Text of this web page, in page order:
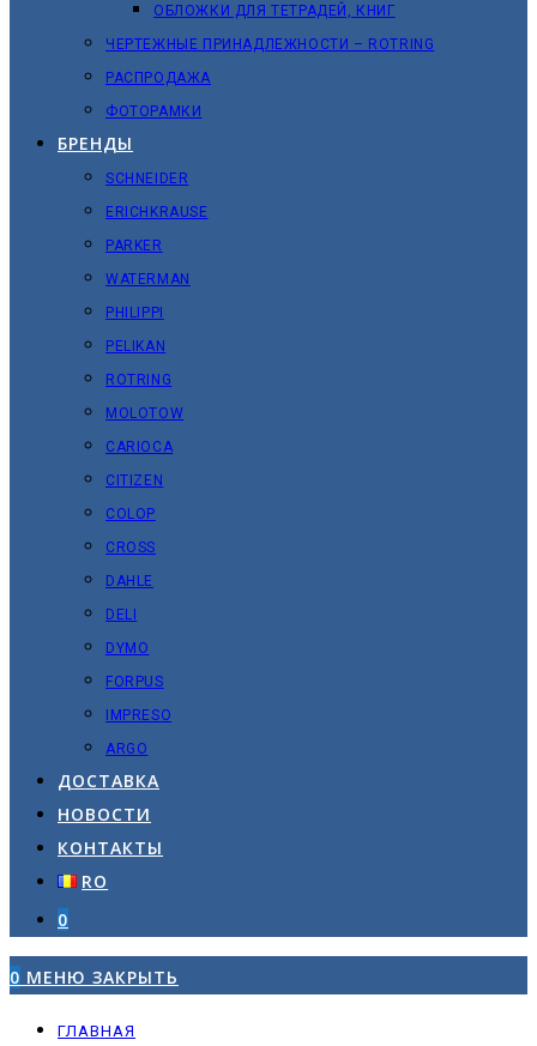
ОБЛОЖКИ ДЛЯ ТЕТРАДЕЙ, КНИГ
ЧЕРТЕЖНЫЕ ПРИНАДЛЕЖНОСТИ – ROTRING
РАСПРОДАЖА
ФОТОРАМКИ
БРЕНДЫ
SCHNEIDER
ERICHKRAUSE
PARKER
WATERMAN
PHILIPPI
PELIKAN
ROTRING
MOLOTOW
CARIOCA
CITIZEN
COLOP
CROSS
DAHLE
DELI
DYMO
FORPUS
IMPRESO
ARGO
ДОСТАВКА
НОВОСТИ
КОНТАКТЫ
RO
0
0 МЕНЮ ЗАКРЫТЬ
ГЛАВНАЯ